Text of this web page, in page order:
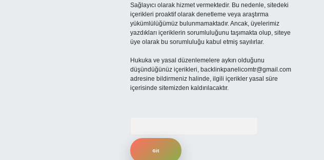
Sağlayıcı olarak hizmet vermektedir. Bu nedenle, sitedeki
içerikleri proaktif olarak denetleme veya araştırma
yükümlülüğümüz bulunmamaktadır. Ancak, üyelerimiz
yazdıkları içeriklerin sorumluluğunu taşımakta olup, siteye
üye olarak bu sorumluluğu kabul etmiş sayılırlar.
Hukuka ve yasal düzenlemelere aykırı olduğunu
düşündüğünüz içerikleri, backlinkpanelicomtr@gmail.com
adresine bildirmeniz halinde, ilgili içerikler yasal süre
içerisinde sitemizden kaldırılacaktır.